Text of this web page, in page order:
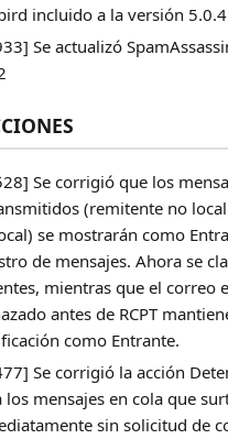
incluido a la versión
Se actualizó
Se corrigió que los
(remitente no
se mostrarán como
de mensajes. Ahora se
mientras que el correo
antes de RCPT
como Entrante.
Se corrigió la acción
los mensajes en cola que
sin solicitud de